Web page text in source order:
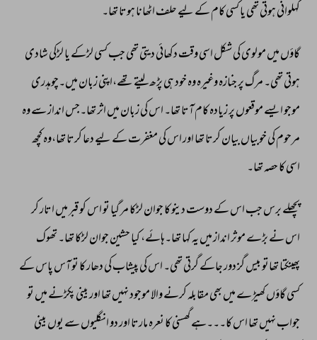
کہلوانی ہوتی تھی یا کسی کام کے لیے حلف اٹھانا ہوتا تھا۔
گاؤں میں مولوی کی شکل اسی وقت دکھائی دیتی تھی جب کسی لڑکے یا لڑکی شادی
ہوتی تھی۔ مرگ پر جنازہ وغیرہ وہ خود ہی پڑھ لیتے تھے،اپنی زبان میں۔چوہدری
موجو ایسے موقعوں پر زیادہ کام آتا تھا۔ اس کی زبان میں اثر تھا۔جس انداز سے وہ
مرحوم کی خوبیاں بیان کرتا تھا اور اس کی مغفرت کے لیے دعا کرتا تھا،وہ کچھ
اسی کا حصہ تھا۔
پچھلے برس جب اس کے دوست دینو کا جوان لڑکا مر گیا تو اس کو قبر میں اتار کر
اس نے بڑے موثر انداز میں یہ کہا تھا۔ہائے، کیا حشین جوان لڑکا تھا۔ تھوک
پھینکتا تھاتو بیس گز دور جاکے گرتی تھی۔ اس کی پیشاب کی دھار کا تو آس پاس کے
کسی گاؤں کھیڑے میں بھی مقابلہ کرنے والا موجود نہیں تھا اور بینی پکڑنے میں تو
جواب نہیں تھا اس کا۔۔۔ہے گھسنی کا نعرہ مارتا اور دو انگلیوں سے یوں بینی